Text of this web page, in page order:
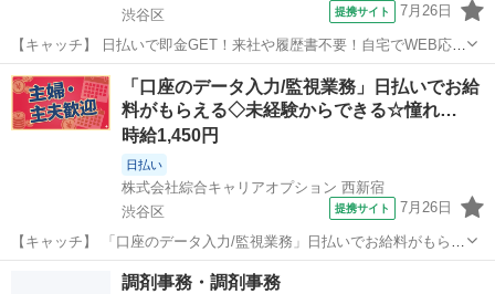
渋谷区
提携サイト 7月26日
【キャッチ】 日払いで即金GET！来社や履歴書不要！自宅でWEB応
募！高時給1750円！「サポート」20代～40代のスタッフさん中心に大
活躍中！ 【コメント】 《未経験から就業可能なオフィスワーク☆》
「未経験からだと不安...
東京 渋谷区 その他
「口座のデータ入力/監視業務」日払いでお給
料がもらえる◇未経験からできる☆憧れ…
時給1,450円
日払い
株式会社綜合キャリアオプション 西新宿
渋谷区
提携サイト 7月26日
【キャッチ】 「口座のデータ入力/監視業務」日払いでお給料がもらえ
る◇未経験からできる☆憧れのオフィスワーク◎40代まで幅広く活躍
渋谷区 その他
調剤事務・調剤事務